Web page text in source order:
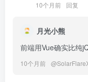
10个月前 回复
月光小熊
前端用Vue确实比纯
10个月前 @